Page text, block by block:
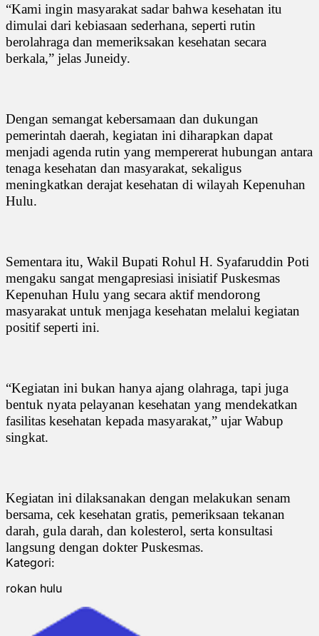
“Kami ingin masyarakat sadar bahwa kesehatan itu
dimulai dari kebiasaan sederhana, seperti rutin
berolahraga dan memeriksakan kesehatan secara
berkala,” jelas Juneidy.
Dengan semangat kebersamaan dan dukungan
pemerintah daerah, kegiatan ini diharapkan dapat
menjadi agenda rutin yang mempererat hubungan antara
tenaga kesehatan dan masyarakat, sekaligus
meningkatkan derajat kesehatan di wilayah Kepenuhan
Hulu.
Sementara itu, Wakil Bupati Rohul H. Syafaruddin Poti
mengaku sangat mengapresiasi inisiatif Puskesmas
Kepenuhan Hulu yang secara aktif mendorong
masyarakat untuk menjaga kesehatan melalui kegiatan
positif seperti ini.
“Kegiatan ini bukan hanya ajang olahraga, tapi juga
bentuk nyata pelayanan kesehatan yang mendekatkan
fasilitas kesehatan kepada masyarakat,” ujar Wabup
singkat.
Kegiatan ini dilaksanakan dengan melakukan senam
bersama, cek kesehatan gratis, pemeriksaan tekanan
darah, gula darah, dan kolesterol, serta konsultasi
langsung dengan dokter Puskesmas.
Kategori:
rokan hulu